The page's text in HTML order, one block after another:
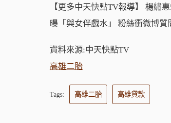
【更多中天快點TV報導】 楊繡
曝「與女伴戲水」 粉絲衝微博
資料來源:中天快點TV
高雄二胎
Tags: 高雄二胎 高雄貸款